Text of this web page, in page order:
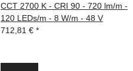
CCT 2700 K - CRI 90 - 720 lm/m -
120 LEDs/m - 8 W/m - 48 V
712,81 € *